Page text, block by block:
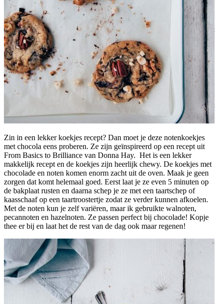
Zin in een lekker koekjes recept? Dan moet je deze notenkoekjes
met chocola eens proberen. Ze zijn geïnspireerd op een recept uit
From Basics to Brilliance van Donna Hay. Het is een lekker
makkelijk recept en de koekjes zijn heerlijk chewy. De koekjes met
chocolade en noten komen enorm zacht uit de oven. Maak je geen
zorgen dat komt helemaal goed. Eerst laat je ze even 5 minuten op
de bakplaat rusten en daarna schep je ze met een taartschep of
kaasschaaf op een taartroostertje zodat ze verder kunnen afkoelen.
Met de noten kun je zelf variëren, maar ik gebruikte walnoten,
pecannoten en hazelnoten. Ze passen perfect bij chocolade! Kopje
thee er bij en laat het de rest van de dag ook maar regenen!